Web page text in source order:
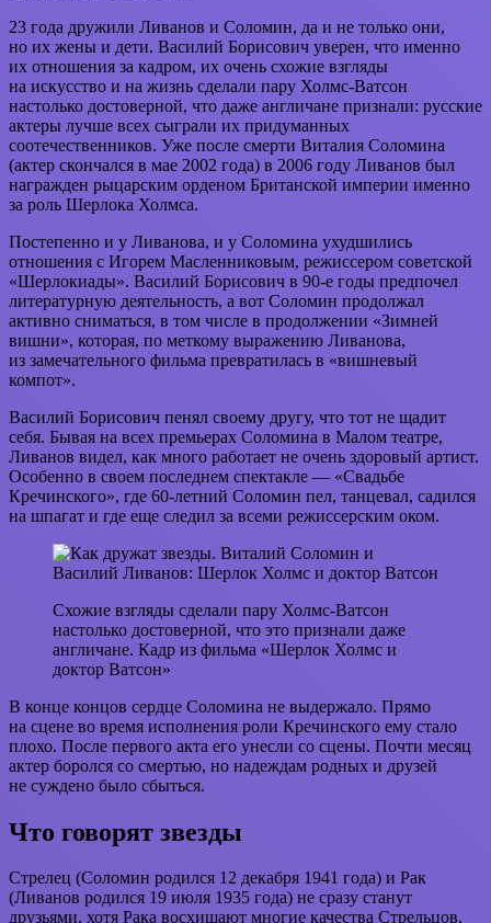
23 года дружили Ливанов и Соломин, да и не только они,
но их жены и дети. Василий Борисович уверен, что именно
их отношения за кадром, их очень схожие взгляды
на искусство и на жизнь сделали пару Холмс-Ватсон
настолько достоверной, что даже англичане признали: русские
актеры лучше всех сыграли их придуманных
соотечественников. Уже после смерти Виталия Соломина
(актер скончался в мае 2002 года) в 2006 году Ливанов был
награжден рыцарским орденом Британской империи именно
за роль Шерлока Холмса.
Постепенно и у Ливанова, и у Соломина ухудшились
отношения с Игорем Масленниковым, режиссером советской
«Шерлокиады». Василий Борисович в 90-е годы предпочел
литературную деятельность, а вот Соломин продолжал
активно сниматься, в том числе в продолжении «Зимней
вишни», которая, по меткому выражению Ливанова,
из замечательного фильма превратилась в «вишневый
компот».
Василий Борисович пенял своему другу, что тот не щадит
себя. Бывая на всех премьерах Соломина в Малом театре,
Ливанов видел, как много работает не очень здоровый артист.
Особенно в своем последнем спектакле — «Свадьбе
Кречинского», где 60-летний Соломин пел, танцевал, садился
на шпагат и где еще следил за всеми режиссерским оком.
Схожие взгляды сделали пару Холмс-Ватсон
настолько достоверной, что это признали даже
англичане. Кадр из фильма «Шерлок Холмс и
доктор Ватсон»
В конце концов сердце Соломина не выдержало. Прямо
на сцене во время исполнения роли Кречинского ему стало
плохо. После первого акта его унесли со сцены. Почти месяц
актер боролся со смертью, но надеждам родных и друзей
не суждено было сбыться.
Что говорят звезды
Стрелец (Соломин родился 12 декабря 1941 года) и Рак
(Ливанов родился 19 июля 1935 года) не сразу станут
друзьями, хотя Рака восхищают многие качества Стрельцов,